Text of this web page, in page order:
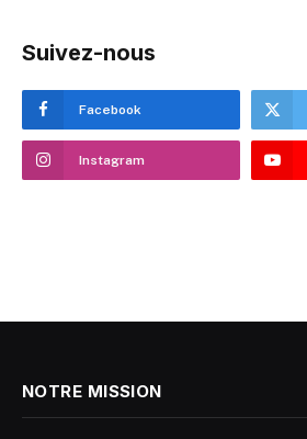
Suivez-nous
Facebook
Instagram
NOTRE MISSION